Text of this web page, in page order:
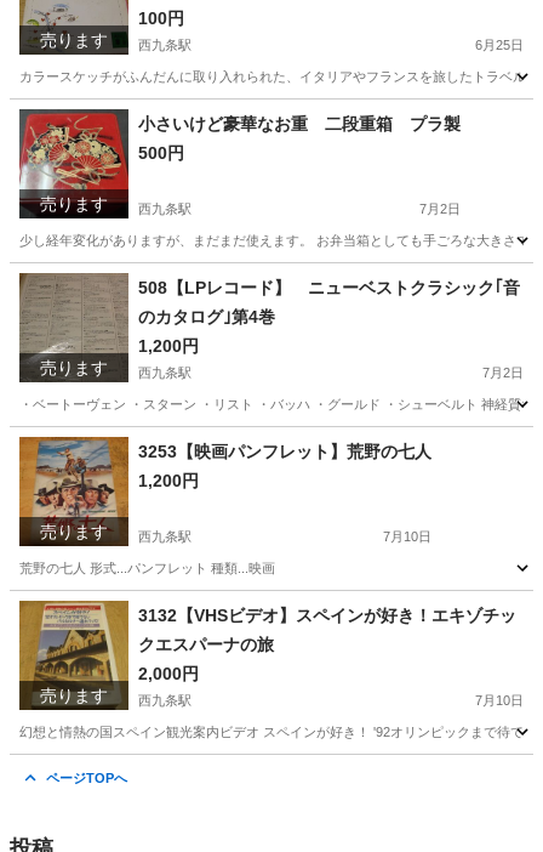
売ります
100円
西九条駅 6月25日
カラースケッチがふんだんに取り入れられた、イタリアやフランスを旅したトラベル
大阪 大阪市 西九条駅 文芸 フランス
売ります
小さいけど豪華なお重 二段重箱 プラ製
500円
西九条駅 7月2日
少し経年変化がありますが、まだまだ使えます。 お弁当箱としても手ごろな大きさで
大阪 大阪市 西九条駅 その他
売ります
508【LPレコード】 ニューベストクラシック｢音
のカタログ｣第4巻
1,200円
西九条駅 7月2日
・ベートーヴェン ・スターン ・リスト ・バッハ ・グールド ・シューベルト 神経質な
大阪 大阪市 西九条駅 その他 LPレコード
売ります
3253【映画パンフレット】荒野の七人
1,200円
西九条駅 7月10日
荒野の七人 形式...パンフレット 種類...映画
大阪 大阪市 西九条駅 その他 種類
売ります
3132【VHSビデオ】スペインが好き！エキゾチッ
クエスパーナの旅
2,000円
西九条駅 7月10日
幻想と情熱の国スペイン観光案内ビデオ スペインが好き！ '92オリンピックまで待て
ページTOPへ